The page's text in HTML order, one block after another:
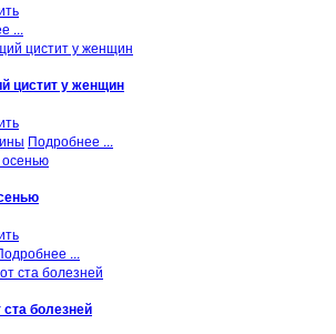
...
цистит у женщин
Подробнее ...
...
болезней